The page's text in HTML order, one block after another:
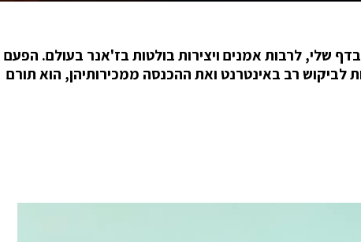
שלי, לרבות אמנים ויצירות בולטות בז'אנר בעולם. הפעם
שיצירותיו בסרוגות זוכות לביקוש רב באינטרנט ואת ההכנסה ממכירותיהן, הוא תורם